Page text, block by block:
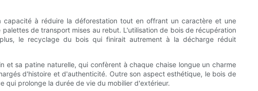
à réduire la déforestation tout en offrant un caractère et une
de transport mises au rebut. L'utilisation de bois de récupération
le recyclage du bois qui finirait autrement à la décharge réduit
sa patine naturelle, qui confèrent à chaque chaise longue un charme
d'histoire et d'authenticité. Outre son aspect esthétique, le bois de
qui prolonge la durée de vie du mobilier d'extérieur.